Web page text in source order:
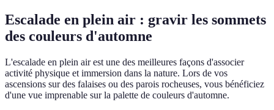
Escalade en plein air : gravir les sommets
des couleurs d'automne
L'escalade en plein air est une des meilleures façons d'associer
activité physique et immersion dans la nature. Lors de vos
ascensions sur des falaises ou des parois rocheuses, vous bénéficiez
d'une vue imprenable sur la palette de couleurs d'automne.